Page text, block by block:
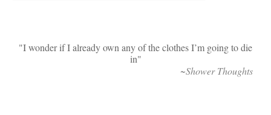
I wonder if I already own any of the clothes I’m going to die
in
~Shower Thoughts